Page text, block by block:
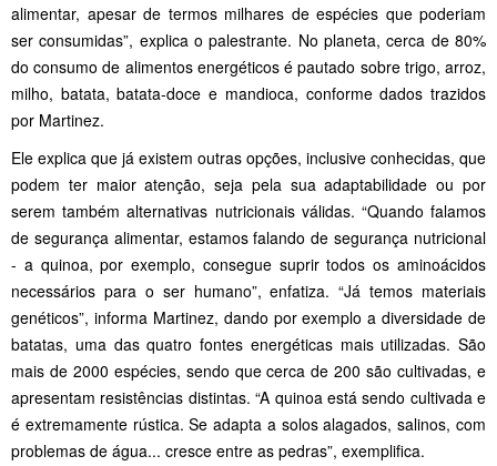
alimentar, apesar de termos milhares de espécies que poderiam
ser consumidas”, explica o palestrante. No planeta, cerca de 80%
do consumo de alimentos energéticos é pautado sobre trigo, arroz,
milho, batata, batata-doce e mandioca, conforme dados trazidos
por Martinez.
Ele explica que já existem outras opções, inclusive conhecidas, que
podem ter maior atenção, seja pela sua adaptabilidade ou por
serem também alternativas nutricionais válidas. “Quando falamos
de segurança alimentar, estamos falando de segurança nutricional
- a quinoa, por exemplo, consegue suprir todos os aminoácidos
necessários para o ser humano”, enfatiza. “Já temos materiais
genéticos”, informa Martinez, dando por exemplo a diversidade de
batatas, uma das quatro fontes energéticas mais utilizadas. São
mais de 2000 espécies, sendo que cerca de 200 são cultivadas, e
apresentam resistências distintas. “A quinoa está sendo cultivada e
é extremamente rústica. Se adapta a solos alagados, salinos, com
problemas de água... cresce entre as pedras”, exemplifica.